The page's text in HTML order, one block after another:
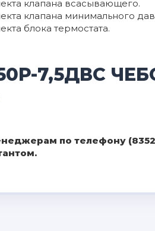
клапана всасывающего.
клапана минимального
блока термостата.
7,5ДВС
по телефону